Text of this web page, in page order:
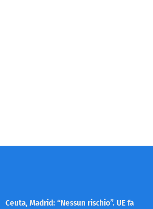
Ceuta, Madrid: “Nessun rischio”. UE fa